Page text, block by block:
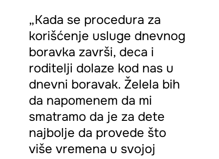
„Kada se procedura za
korišćenje usluge dnevnog
boravka završi, deca i
roditelji dolaze kod nas u
dnevni boravak. Želela bih
da napomenem da mi
smatramo da je za dete
najbolje da provede što
više vremena u svojoj